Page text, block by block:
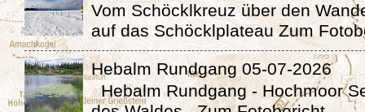
Vom Schöcklkreuz über den
auf das Schöcklplateau Zum
Hebalm Rundgang 05-07-2026
Hebalm Rundgang - Hochmoor